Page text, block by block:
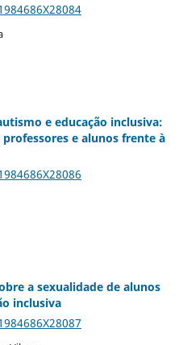
e educação inclusiva:
e alunos frente à
a sexualidade de alunos
inclusiva